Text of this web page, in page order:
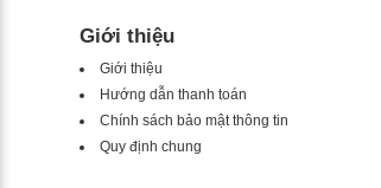
Giới thiệu
Giới thiệu
Hướng dẫn thanh toán
Chính sách bảo mật thông tin
Quy định chung